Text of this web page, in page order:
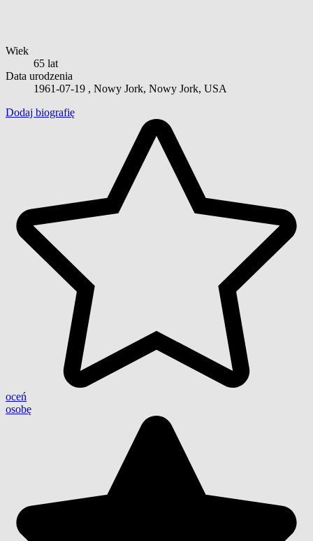
Wiek
65 lat
Data urodzenia
1961-07-19 , Nowy Jork, Nowy Jork, USA
Dodaj biografię
oceń
osobę